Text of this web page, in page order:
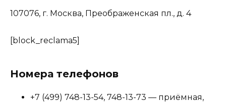
107076, г. Москва, Преображенская пл., д. 4
[block_reclama5]
Номера телефонов
+7 (499) 748-13-54, 748-13-73 — приёмная,